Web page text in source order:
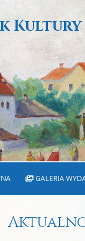
Kultury
GALERIA